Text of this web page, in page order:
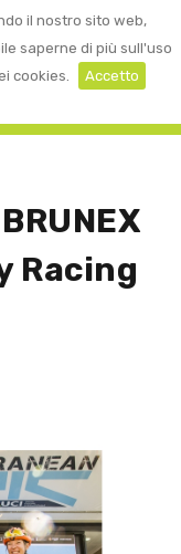
il nostro sito web,
saperne di più sull'uso
cookies.
Accetto
0
Racing